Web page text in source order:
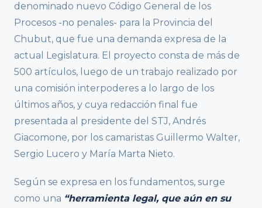
denominado nuevo Código General de los
Procesos -no penales- para la Provincia del
Chubut, que fue una demanda expresa de la
actual Legislatura. El proyecto consta de más de
500 artículos, luego de un trabajo realizado por
una comisión interpoderes a lo largo de los
últimos años, y cuya redacción final fue
presentada al presidente del STJ, Andrés
Giacomone, por los camaristas Guillermo Walter,
Sergio Lucero y María Marta Nieto.
Según se expresa en los fundamentos, surge
como una “herramienta legal, que aún en su